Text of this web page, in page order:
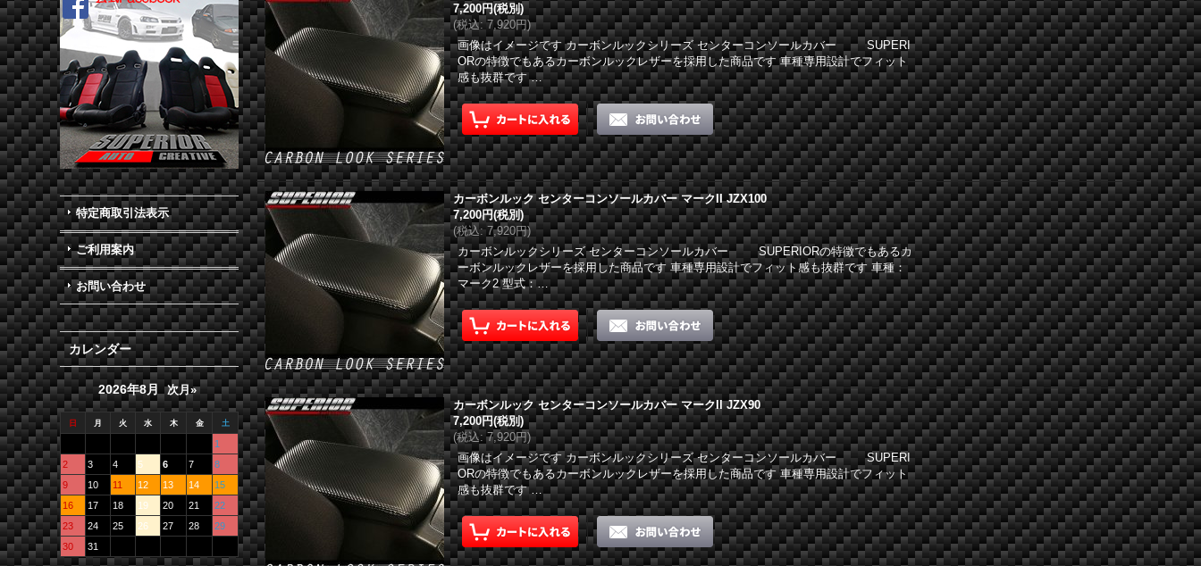
特定商取引法表示
ご利用案内
お問い合わせ
カレンダー
2026年8月 次月»
日 月 火 水 木 金 土
1
2
3 4 5 6 7
8
9
10 11 12 13 14
15
16
17 18 19 20 21
22
23
24 25 26 27 28
29
30
31
7,200円(税別)
(税込: 7,920円)
画像はイメージです カーボンルックシリーズ センターコンソールカバー SUPERI
ORの特徴でもあるカーボンルックレザーを採用した商品です 車種専用設計でフィット
感も抜群です …
カーボンルック センターコンソールカバー マークII JZX100
7,200円(税別)
(税込: 7,920円)
カーボンルックシリーズ センターコンソールカバー SUPERIORの特徴でもあるカ
ーボンルックレザーを採用した商品です 車種専用設計でフィット感も抜群です 車種：
マーク2 型式：…
カーボンルック センターコンソールカバー マークII JZX90
7,200円(税別)
(税込: 7,920円)
画像はイメージです カーボンルックシリーズ センターコンソールカバー SUPERI
ORの特徴でもあるカーボンルックレザーを採用した商品です 車種専用設計でフィット
感も抜群です …